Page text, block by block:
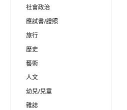
社會政治
應試書/證照
旅行
歷史
藝術
人文
幼兒/兒童
雜誌